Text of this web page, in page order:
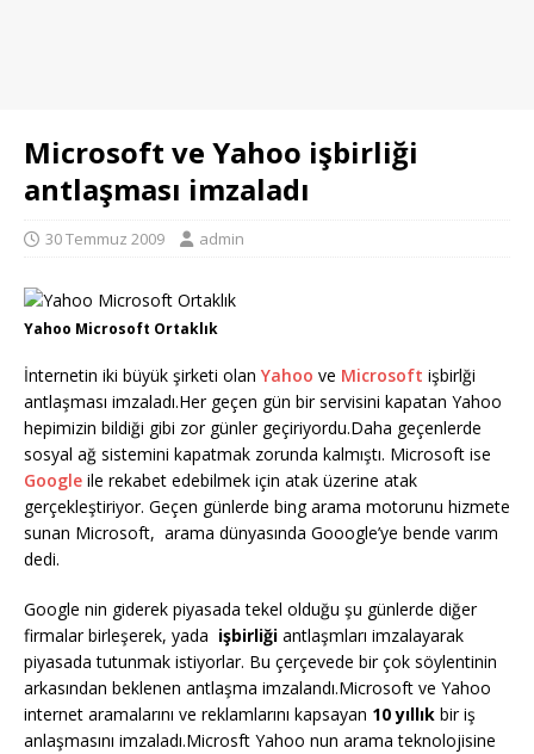
Microsoft ve Yahoo işbirliği
antlaşması imzaladı
30 Temmuz 2009 admin
Yahoo Microsoft Ortaklık
İnternetin iki büyük şirketi olan Yahoo ve Microsoft işbirlği
antlaşması imzaladı.Her geçen gün bir servisini kapatan Yahoo
hepimizin bildiği gibi zor günler geçiriyordu.Daha geçenlerde
sosyal ağ sistemini kapatmak zorunda kalmıştı. Microsoft ise
Google ile rekabet edebilmek için atak üzerine atak
gerçekleştiriyor. Geçen günlerde bing arama motorunu hizmete
sunan Microsoft, arama dünyasında Gooogle’ye bende varım
dedi.
Google nin giderek piyasada tekel olduğu şu günlerde diğer
firmalar birleşerek, yada işbirliği antlaşmları imzalayarak
piyasada tutunmak istiyorlar. Bu çerçevede bir çok söylentinin
arkasından beklenen antlaşma imzalandı.Microsoft ve Yahoo
internet aramalarını ve reklamlarını kapsayan 10 yıllık bir iş
anlaşmasını imzaladı.Microsft Yahoo nun arama teknolojisine